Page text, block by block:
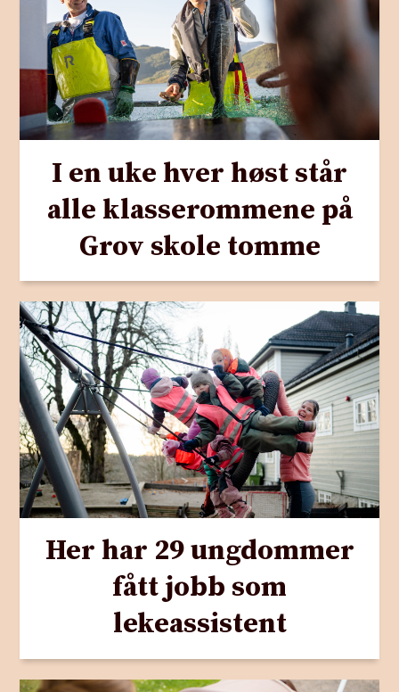
I en uke hver høst står
alle klasserommene på
Grov skole tomme
Her har 29 ungdommer
fått jobb som
lekeassistent